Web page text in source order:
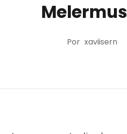
Por xaviisern